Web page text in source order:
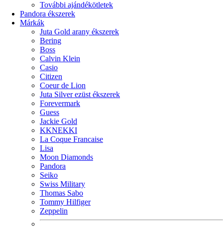
További ajándékötletek
Pandora ékszerek
Márkák
Juta Gold arany ékszerek
Bering
Boss
Calvin Klein
Casio
Citizen
Coeur de Lion
Juta Silver ezüst ékszerek
Forevermark
Guess
Jackie Gold
KKNEKKI
La Coque Francaise
Lisa
Moon Diamonds
Pandora
Seiko
Swiss Military
Thomas Sabo
Tommy Hilfiger
Zeppelin